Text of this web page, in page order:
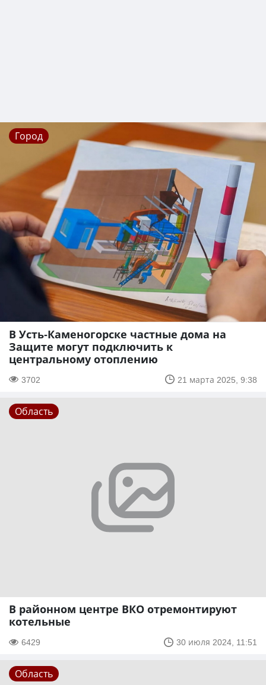
Город
В Усть-Каменогорске частные дома на
Защите могут подключить к
центральному отоплению
3702 21 марта 2025, 9:38
Область
В районном центре ВКО отремонтируют
котельные
6429 30 июля 2024, 11:51
Область